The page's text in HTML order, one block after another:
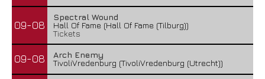
09-08
Spectral Wound
Hall Of Fame (Hall Of Fame (Tilburg))
Tickets
09-08
Arch Enemy
TivoliVredenburg (TivoliVredenburg (Utrecht))